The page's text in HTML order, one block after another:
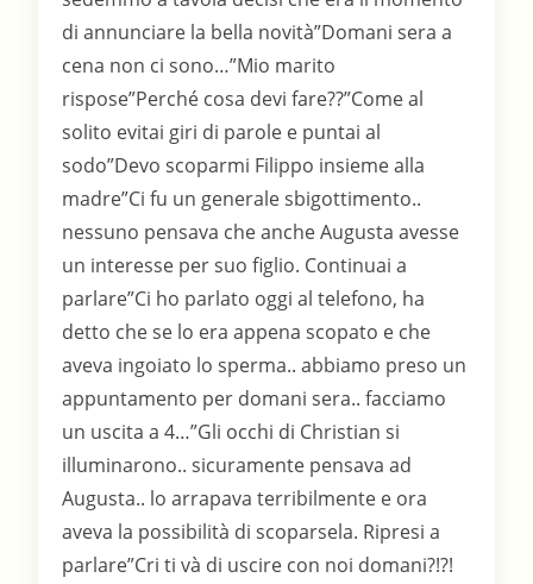
di annunciare la bella novità”Domani sera a
cena non ci sono…”Mio marito
rispose”Perché cosa devi fare??”Come al
solito evitai giri di parole e puntai al
sodo”Devo scoparmi Filippo insieme alla
madre”Ci fu un generale sbigottimento..
nessuno pensava che anche Augusta avesse
un interesse per suo figlio. Continuai a
parlare”Ci ho parlato oggi al telefono, ha
detto che se lo era appena scopato e che
aveva ingoiato lo sperma.. abbiamo preso un
appuntamento per domani sera.. facciamo
un uscita a 4…”Gli occhi di Christian si
illuminarono.. sicuramente pensava ad
Augusta.. lo arrapava terribilmente e ora
aveva la possibilità di scoparsela. Ripresi a
parlare”Cri ti và di uscire con noi domani?!?!